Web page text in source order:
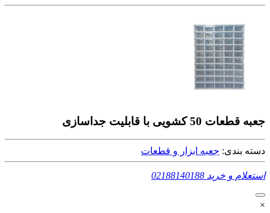
جعبه قطعات 50 کشویی با قابلیت جداسازی
دسته بندی: جعبه ابزار و قطعات
استعلام و خرید 02188140188
×